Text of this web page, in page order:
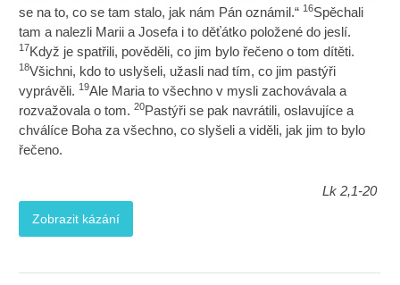
se na to, co se tam stalo, jak nám Pán oznámil.“16Spěchali
tam a nalezli Marii a Josefa i to děťátko položené do jeslí.
17Když je spatřili, pověděli, co jim bylo řečeno o tom dítěti.
18Všichni, kdo to uslyšeli, užasli nad tím, co jim pastýři
vyprávěli.19Ale Maria to všechno v mysli zachovávala a
rozvažovala o tom.20Pastýři se pak navrátili, oslavujíce a
chválíce Boha za všechno, co slyšeli a viděli, jak jim to bylo
řečeno.
Lk 2,1-20
Zobrazit kázání